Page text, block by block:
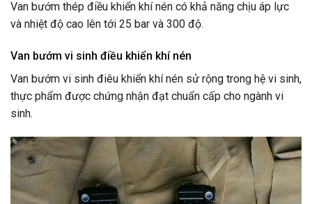
Van bướm thép điều khiển khí nén có khả năng chịu áp lực
và nhiệt độ cao lên tới 25 bar và 300 độ.
Van bướm vi sinh điều khiển khí nén
Van bướm vi sinh điêu khiển khí nén sử rộng trong hệ vi sinh,
thực phẩm được chứng nhận đạt chuẩn cấp cho ngành vi
sinh.